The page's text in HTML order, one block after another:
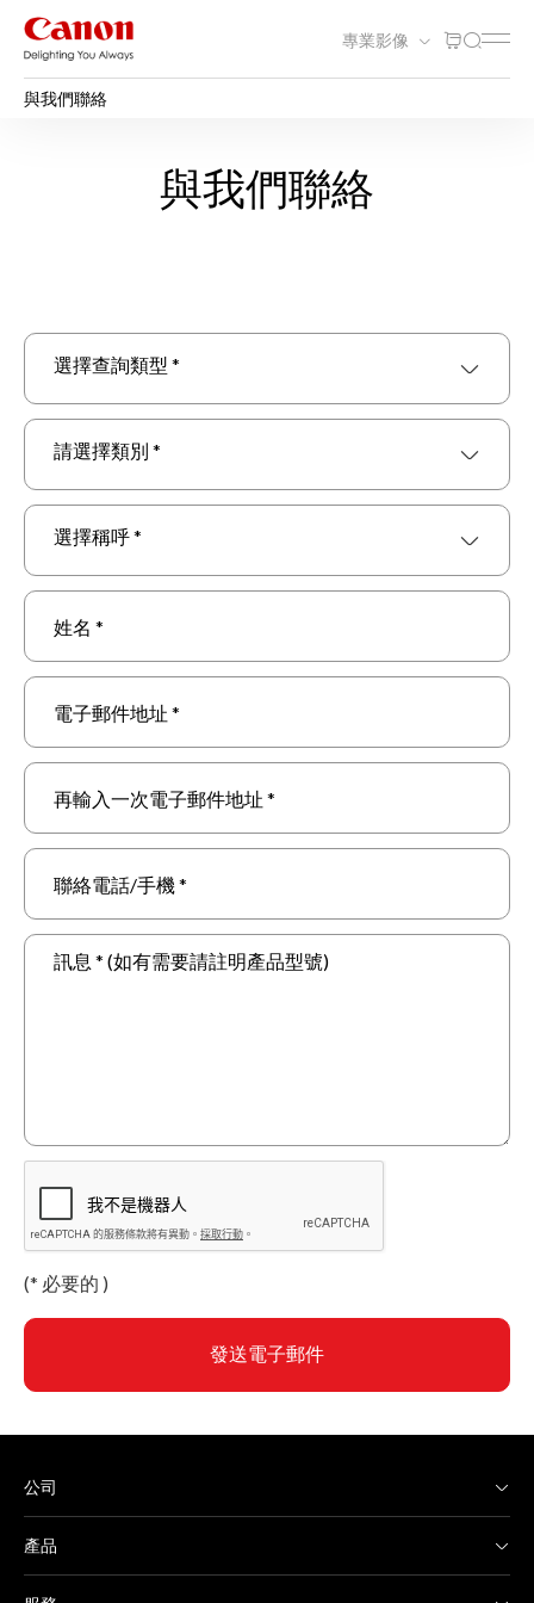
專業影像
與我們聯絡
與我們聯絡
選擇查詢類型 *
請選擇類別 *
選擇稱呼 *
(* 必要的 )
發送電子郵件
公司
產品